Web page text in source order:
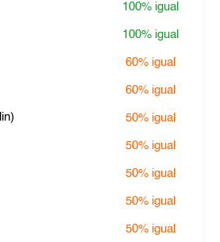
100% igual
100% igual
60% igual
60% igual
50% igual
50% igual
50% igual
50% igual
50% igual